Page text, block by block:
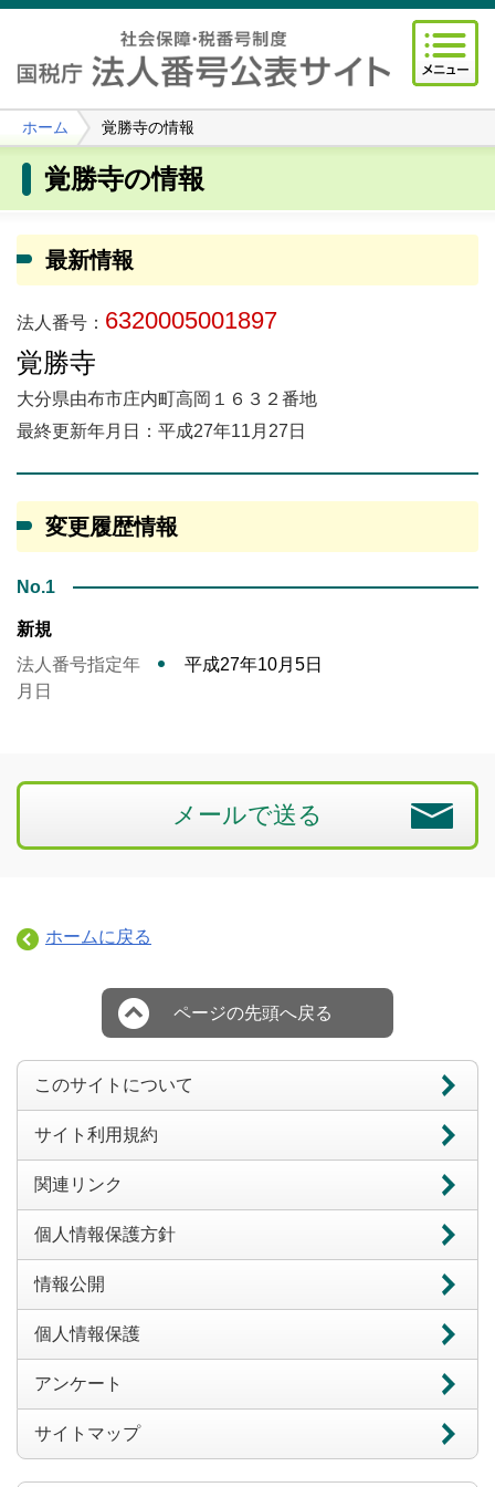
ホーム 覚勝寺の情報
覚勝寺の情報
最新情報
法人番号： 6320005001897
覚勝寺
大分県由布市庄内町高岡１６３２番地
最終更新年月日：平成27年11月27日
変更履歴情報
No.1
新規
法人番号指定年
月日
平成27年10月5日
メールで送る
ホームに戻る
ページの先頭へ戻る
このサイトについて
サイト利用規約
関連リンク
個人情報保護方針
情報公開
個人情報保護
アンケート
サイトマップ